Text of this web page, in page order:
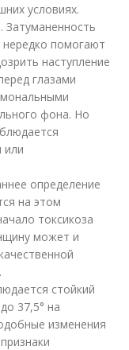
условиях.
Затуманенность
нередко помогают
наступление
глазами
фона. Но
или
определение
на этом
токсикоза
может и
стойкий
37,5° на
изменения